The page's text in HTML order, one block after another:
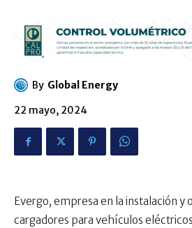
By Global Energy
22 mayo, 2024
Evergo, empresa en la instalación y
cargadores para vehículos